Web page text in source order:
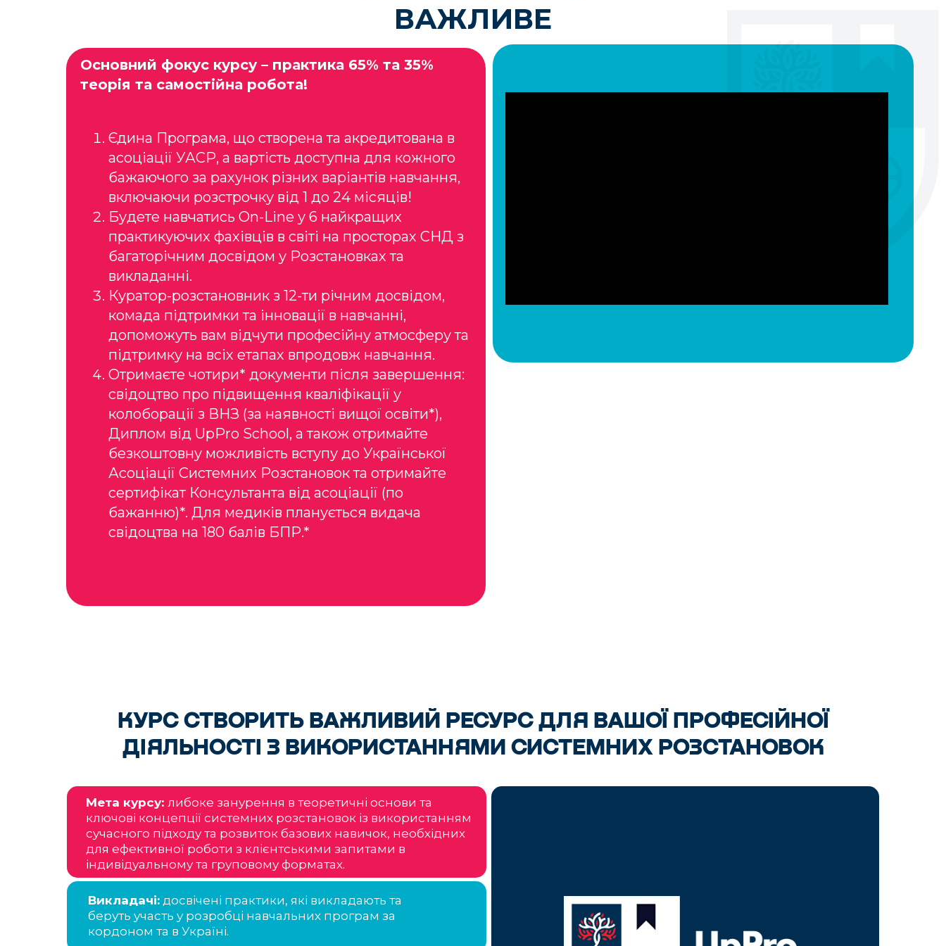
ВАЖЛИВЕ
Основний фокус курсу – практика 65% та 35%
теорія та самостійна робота!
Єдина Програма, що створена та акредитована в
асоціації УАСР, а вартість доступна для кожного
бажаючого за рахунок різних варіантів навчання,
включаючи розстрочку від 1 до 24 місяців!
Будете навчатись On-Line у 6 найкращих
практикуючих фахівців в світі на просторах СНД з
багаторічним досвідом у Розстановках та
викладанні.
Куратор-розстановник з 12-ти річним досвідом,
комада підтримки та інновації в навчанні,
допоможуть вам відчути професійну атмосферу та
підтримку на всіх етапах впродовж навчання.
Отримаєте чотири* документи після завершення:
свідоцтво про підвищення кваліфікації у
колоборації з ВНЗ (за наявності вищої освіти*),
Диплом від UpPro School, а також отримайте
безкоштовну можливість вступу до Української
Асоціації Системних Розстановок та отримайте
сертифікат Консультанта від асоціації (по
бажанню)*. Для медиків планується видача
свідоцтва на 180 балів БПР.*
КУРС СТВОРИТЬ ВАЖЛИВИЙ РЕСУРС ДЛЯ ВАШОЇ ПРОФЕСІЙНОЇ
ДІЯЛЬНОСТІ З ВИКОРИСТАННЯМИ СИСТЕМНИХ РОЗСТАНОВОК
Мета курсу: либоке занурення в теоретичні основи та
ключові концепції системних розстановок із використанням
сучасного підходу та розвиток базових навичок, необхідних
для ефективної роботи з клієнтськими запитами в
індивідуальному та груповому форматах.
Викладачі: досвічені практики, які викладають та
беруть участь у розробці навчальних програм за
кордоном та в Україні.